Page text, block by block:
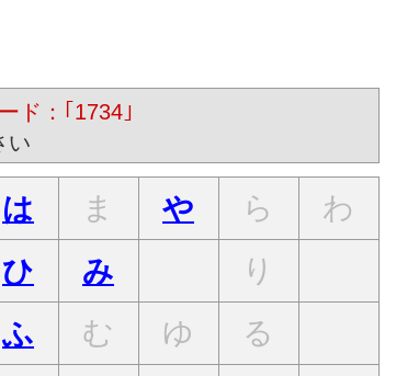
ド：｢1734｣
い
は ま や ら
わ
ひ み
り
ふ む ゆ
る